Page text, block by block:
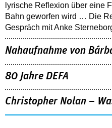
lyrische Reflexion über eine
Bahn geworfen wird … Die
Gespräch mit Anke
Nahaufnahme von
80 Jahre DEFA
Christopher Nolan –